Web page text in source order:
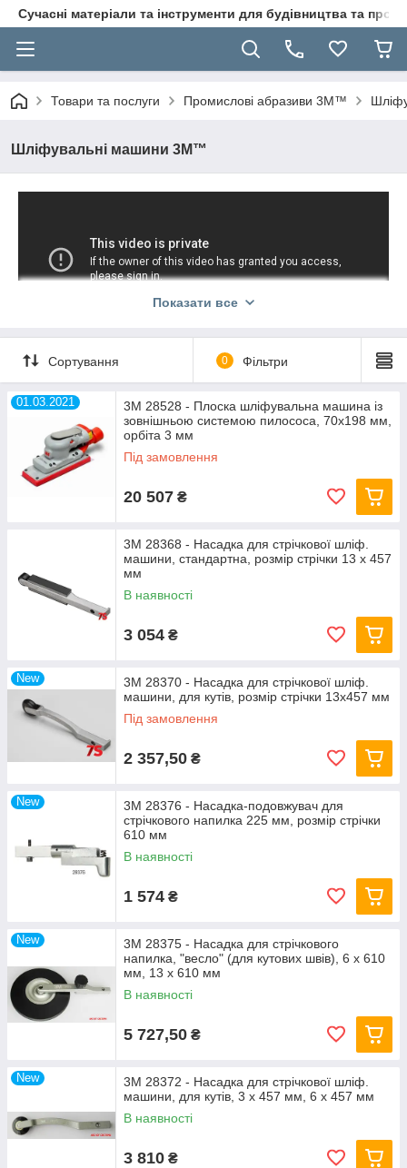
Сучасні матеріали та інструменти для будівництва та
Товари та послуги Промислові абразиви 3M™
Шліфувальні машини 3М™
Показати все
Сортування 0 Фільтри
01.03.2021
3M 28528 - Плоска шліфувальна машина із
зовнішньою системою пилососа, 70x198 мм,
орбіта 3 мм
Під замовлення
20 507 ₴
3M 28368 - Насадка для стрічкової шліф.
машини, стандартна, розмір стрічки 13 х 457
мм
В наявності
3 054 ₴
New
3M 28370 - Насадка для стрічкової шліф.
машини, для кутів, розмір стрічки 13х457 мм
Під замовлення
2 357,50 ₴
New
3M 28376 - Насадка-подовжувач для
стрічкового напилка 225 мм, розмір стрічки
610 мм
В наявності
1 574 ₴
New
3M 28375 - Насадка для стрічкового
напилка, "весло" (для кутових швів), 6 х 610
мм, 13 х 610 мм
В наявності
5 727,50 ₴
New
3M 28372 - Насадка для стрічкової шліф.
машини, для кутів, 3 х 457 мм, 6 х 457 мм
В наявності
3 810 ₴